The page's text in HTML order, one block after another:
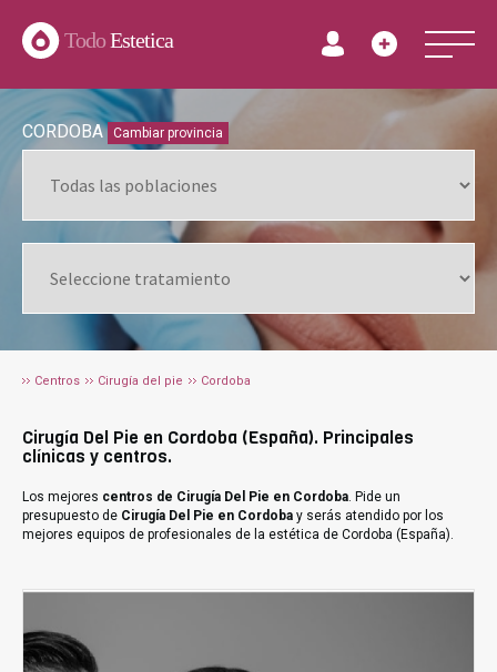
TodoEstetica
CORDOBA Cambiar provincia
Centros Cirugía del pie Cordoba
Cirugía Del Pie en Cordoba (España). Principales
clínicas y centros.
Los mejores centros de Cirugía Del Pie en Cordoba. Pide un
presupuesto de Cirugía Del Pie en Cordoba y serás atendido por los
mejores equipos de profesionales de la estética de Cordoba (España).